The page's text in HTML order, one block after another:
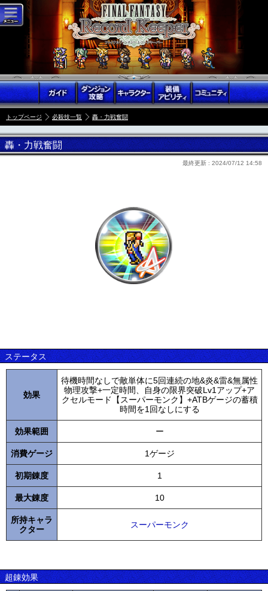
トップページ 必殺技一覧 轟・力戦奮闘
轟・力戦奮闘
最終更新 : 2024/07/12 14:58
ステータス
効果
待機時間なしで敵単体に5回連続の地&炎&雷&無属性
物理攻撃+一定時間、自身の限界突破Lv1アップ+ア
クセルモード【スーパーモンク】+ATBゲージの蓄積
時間を1回なしにする
効果範囲 ー
消費ゲージ 1ゲージ
初期錬度 1
最大錬度 10
所持キャラ
クター
スーパーモンク
超錬効果